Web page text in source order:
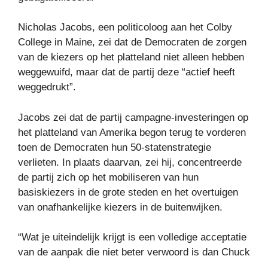
Nicholas Jacobs, een politicoloog aan het Colby
College in Maine, zei dat de Democraten de zorgen
van de kiezers op het platteland niet alleen hebben
weggewuifd, maar dat de partij deze “actief heeft
weggedrukt”.
Jacobs zei dat de partij campagne-investeringen op
het platteland van Amerika begon terug te vorderen
toen de Democraten hun 50-statenstrategie
verlieten. In plaats daarvan, zei hij, concentreerde
de partij zich op het mobiliseren van hun
basiskiezers in de grote steden en het overtuigen
van onafhankelijke kiezers in de buitenwijken.
“Wat je uiteindelijk krijgt is een volledige acceptatie
van de aanpak die niet beter verwoord is dan Chuck